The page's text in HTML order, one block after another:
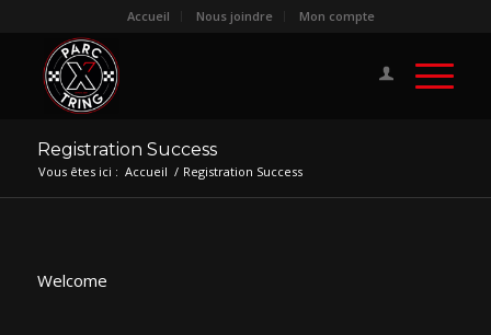
Accueil Nous joindre Mon compte
Registration Success
Vous êtes ici : Accueil / Registration Success
Welcome